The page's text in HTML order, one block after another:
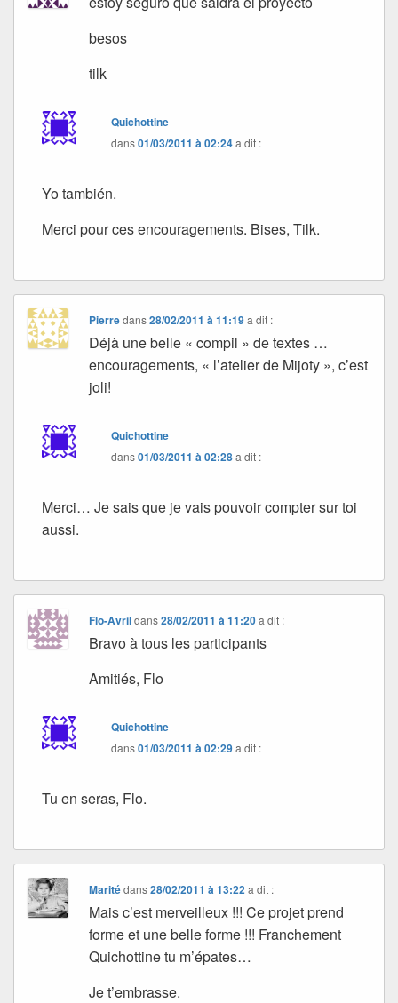
besos
tilk
Quichottine
dans01/03/2011 à 02:24a dit :
Yo también.
Merci pour ces encouragements. Bises, Tilk.
Pierredans28/02/2011 à 11:19 a dit :
Déjà une belle « compil » de textes …
encouragements, « l’atelier de Mijoty », c’est
joli!
Quichottine
dans01/03/2011 à 02:28a dit :
Merci… Je sais que je vais pouvoir compter sur toi
aussi.
Flo-Avrildans28/02/2011 à 11:20 a dit :
Bravo à tous les participants
Amitiés, Flo
Quichottine
dans01/03/2011 à 02:29a dit :
Tu en seras, Flo.
Maritédans28/02/2011 à 13:22 a dit :
Mais c’est merveilleux !!! Ce projet prend
forme et une belle forme !!! Franchement
Quichottine tu m’épates…
Je t’embrasse.